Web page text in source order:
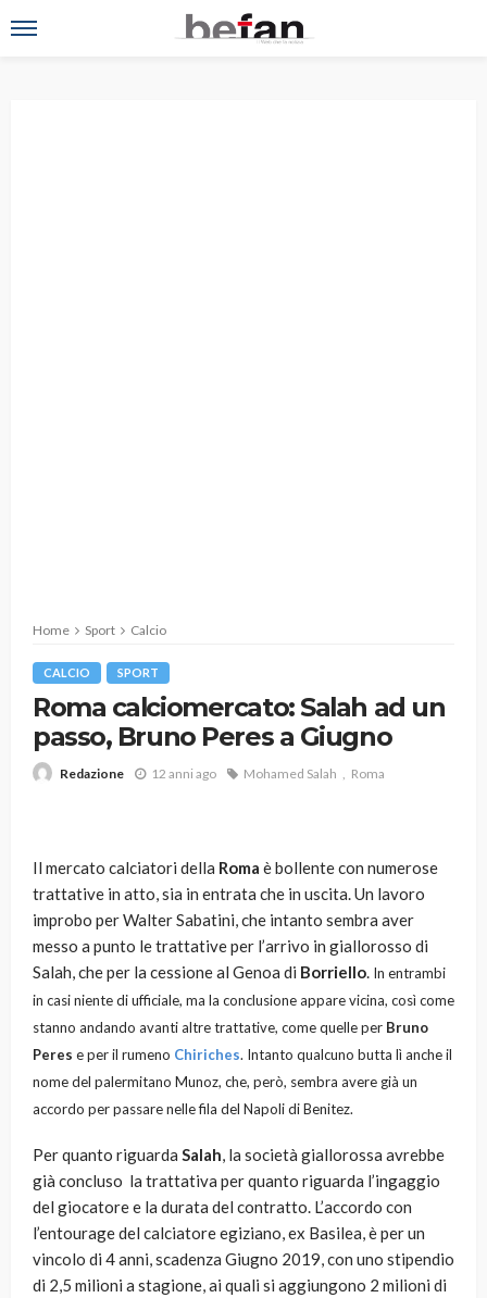
Home Sport Calcio
CALCIO SPORT
Roma calciomercato: Salah ad un
passo, Bruno Peres a Giugno
Redazione 12 anni ago Mohamed Salah Roma
Il mercato calciatori della Roma è bollente con numerose
trattative in atto, sia in entrata che in uscita. Un lavoro
improbo per Walter Sabatini, che intanto sembra aver
messo a punto le trattative per l’arrivo in giallorosso di
Salah, che per la cessione al Genoa di Borriello. In entrambi
in casi niente di ufficiale, ma la conclusione appare vicina, così come
stanno andando avanti altre trattative, come quelle per Bruno
Peres e per il rumeno Chiriches. Intanto qualcuno butta lì anche il
nome del palermitano Munoz, che, però, sembra avere già un
accordo per passare nelle fila del Napoli di Benitez.
Per quanto riguarda Salah, la società giallorossa avrebbe
già concluso la trattativa per quanto riguarda l’ingaggio
del giocatore e la durata del contratto. L’accordo con
l’entourage del calciatore egiziano, ex Basilea, è per un
vincolo di 4 anni, scadenza Giugno 2019, con uno stipendio
di 2,5 milioni a stagione, ai quali si aggiungono 2 milioni di